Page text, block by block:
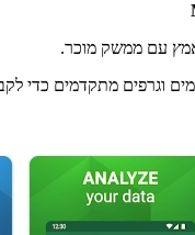
עם ממשק מוכר.
וגרפים מתקדמים כדי